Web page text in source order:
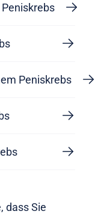
Peniskrebs
dass Sie